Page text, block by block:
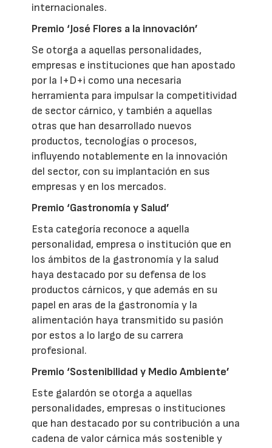
internacionales.
Premio ‘José Flores a la innovación’
Se otorga a aquellas personalidades,
empresas e instituciones que han apostado
por la I+D+i como una necesaria
herramienta para impulsar la competitividad
de sector cárnico, y también a aquellas
otras que han desarrollado nuevos
productos, tecnologías o procesos,
influyendo notablemente en la innovación
del sector, con su implantación en sus
empresas y en los mercados.
Premio ‘Gastronomía y Salud’
Esta categoría reconoce a aquella
personalidad, empresa o institución que en
los ámbitos de la gastronomía y la salud
haya destacado por su defensa de los
productos cárnicos, y que además en su
papel en aras de la gastronomía y la
alimentación haya transmitido su pasión
por estos a lo largo de su carrera
profesional.
Premio ‘Sostenibilidad y Medio Ambiente’
Este galardón se otorga a aquellas
personalidades, empresas o instituciones
que han destacado por su contribución a una
cadena de valor cárnica más sostenible y